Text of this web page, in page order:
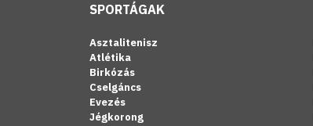
SPORTÁGAK
Asztalitenisz
Atlétika
Birkózás
Cselgáncs
Evezés
Jégkorong